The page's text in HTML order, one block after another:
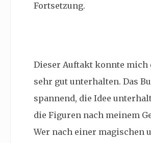
Fortsetzung.
Dieser Auftakt konnte mich
sehr gut unterhalten. Das
spannend, die Idee
die Figuren nach meinem
Wer nach einer magischen